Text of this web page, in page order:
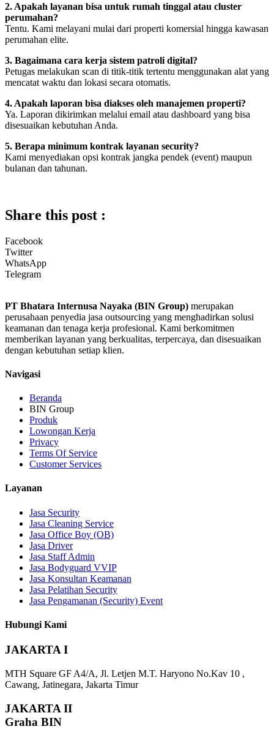
2. Apakah layanan bisa untuk rumah tinggal atau cluster
perumahan?
Tentu. Kami melayani mulai dari properti komersial hingga kawasan
perumahan elite.
3. Bagaimana cara kerja sistem patroli digital?
Petugas melakukan scan di titik-titik tertentu menggunakan alat yang
mencatat waktu dan lokasi secara otomatis.
4. Apakah laporan bisa diakses oleh manajemen properti?
Ya. Laporan dikirimkan melalui email atau dashboard yang bisa
disesuaikan kebutuhan Anda.
5. Berapa minimum kontrak layanan security?
Kami menyediakan opsi kontrak jangka pendek (event) maupun
bulanan dan tahunan.
Share this post :
Facebook
Twitter
WhatsApp
Telegram
PT Bhatara Internusa Nayaka (BIN Group) merupakan
perusahaan penyedia jasa outsourcing yang menghadirkan solusi
keamanan dan tenaga kerja profesional. Kami berkomitmen
memberikan layanan yang berkualitas, terpercaya, dan disesuaikan
dengan kebutuhan setiap klien.
Navigasi
Beranda
BIN Group
Produk
Lowongan Kerja
Privacy
Terms Of Service
Customer Services
Layanan
Jasa Security
Jasa Cleaning Service
Jasa Office Boy (OB)
Jasa Driver
Jasa Staff Admin
Jasa Bodyguard VVIP
Jasa Konsultan Keamanan
Jasa Pelatihan Security
Jasa Pengamanan (Security) Event
Hubungi Kami
JAKARTA I
MTH Square GF A4/A, Jl. Letjen M.T. Haryono No.Kav 10 ,
Cawang, Jatinegara, Jakarta Timur
JAKARTA II
Graha BIN